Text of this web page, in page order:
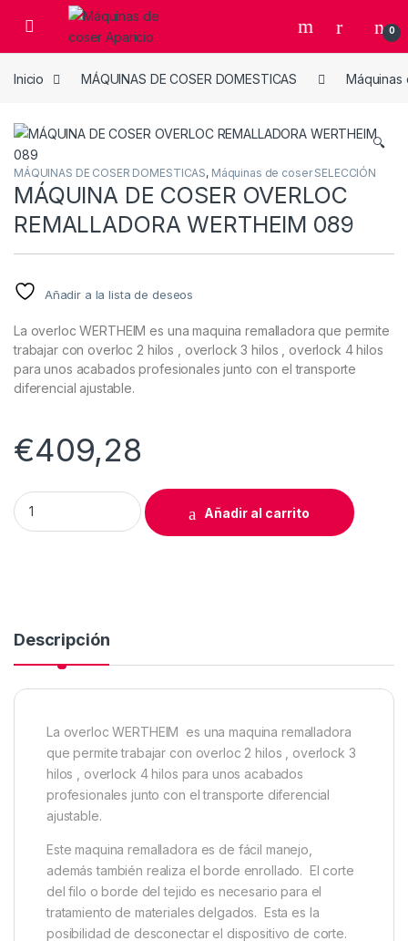
Skip to navigation
Skip to content
Open 0
Inicio MÁQUINAS DE COSER DOMESTICAS Máquinas
🔍
MÁQUINAS DE COSER DOMESTICAS, Máquinas de coser SELECCIÓN
MÁQUINA DE COSER OVERLOC
REMALLADORA WERTHEIM 089
Añadir a la lista de deseos
La overloc WERTHEIM es una maquina remalladora que permite
trabajar con overloc 2 hilos , overlock 3 hilos , overlock 4 hilos
para unos acabados profesionales junto con el transporte
diferencial ajustable.
€409,28
MÁQUINA DE COSER OVERLOC REMALLADORA WERTHEIM
Añadir al carrito
Descripción
La overloc WERTHEIM es una maquina remalladora
que permite trabajar con overloc 2 hilos , overlock 3
hilos , overlock 4 hilos para unos acabados
profesionales junto con el transporte diferencial
ajustable.
Este maquina remalladora es de fácil manejo,
además también realiza el borde enrollado. El corte
del filo o borde del tejido es necesario para el
tratamiento de materiales delgados. Esta es la
posibilidad de desconectar el dispositivo de corte.